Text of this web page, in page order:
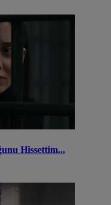
Hissettim...